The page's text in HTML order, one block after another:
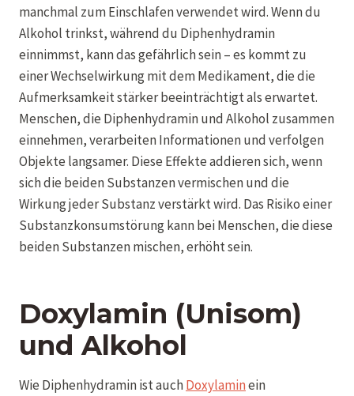
manchmal zum Einschlafen verwendet wird. Wenn du
Alkohol trinkst, während du Diphenhydramin
einnimmst, kann das gefährlich sein – es kommt zu
einer Wechselwirkung mit dem Medikament, die die
Aufmerksamkeit stärker beeinträchtigt als erwartet.
Menschen, die Diphenhydramin und Alkohol zusammen
einnehmen, verarbeiten Informationen und verfolgen
Objekte langsamer. Diese Effekte addieren sich, wenn
sich die beiden Substanzen vermischen und die
Wirkung jeder Substanz verstärkt wird. Das Risiko einer
Substanzkonsumstörung kann bei Menschen, die diese
beiden Substanzen mischen, erhöht sein.
Doxylamin (Unisom)
und Alkohol
Wie Diphenhydramin ist auchDoxylaminein